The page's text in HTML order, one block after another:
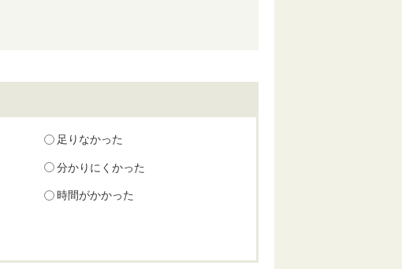
足りなかった
分かりにくかった
時間がかかった